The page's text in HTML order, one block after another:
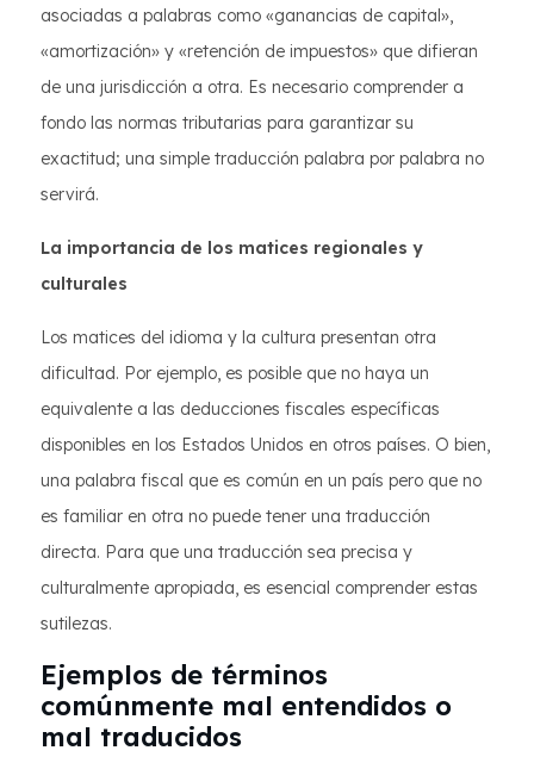
asociadas a palabras como «ganancias de capital»,
«amortización» y «retención de impuestos» que difieran
de una jurisdicción a otra. Es necesario comprender a
fondo las normas tributarias para garantizar su
exactitud; una simple traducción palabra por palabra no
servirá.
La importancia de los matices regionales y
culturales
Los matices del idioma y la cultura presentan otra
dificultad. Por ejemplo, es posible que no haya un
equivalente a las deducciones fiscales específicas
disponibles en los Estados Unidos en otros países. O bien,
una palabra fiscal que es común en un país pero que no
es familiar en otra no puede tener una traducción
directa. Para que una traducción sea precisa y
culturalmente apropiada, es esencial comprender estas
sutilezas.
Ejemplos de términos
comúnmente mal entendidos o
mal traducidos